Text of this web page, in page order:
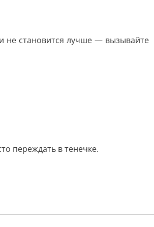
не становится лучше — вызывайте
переждать в тенечке.